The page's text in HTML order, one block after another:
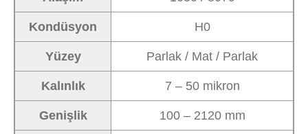
Kondüsyon H0
Yüzey Parlak / Mat / Parlak
Kalınlık 7 – 50 mikron
Genişlik 100 – 2120 mm